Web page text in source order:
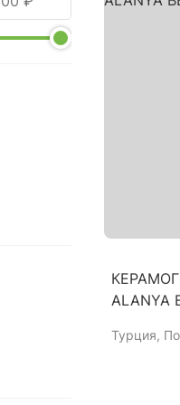
ALANYA
Турция,